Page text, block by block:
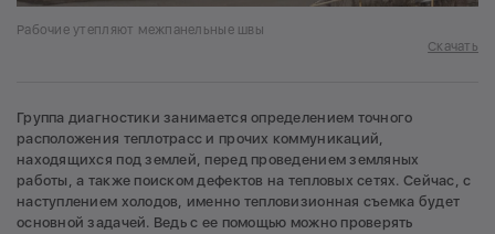
Рабочие утепляют межпанельные швы
Скачать
Группа диагностики занимается определением точного
расположения теплотрасс и прочих коммуникаций,
находящихся под землей, перед проведением земляных
работы, а также поиском дефектов на тепловых сетях. Сейчас, с
наступлением холодов, именно тепловизионная съемка будет
основной задачей. Ведь с ее помощью можно проверять